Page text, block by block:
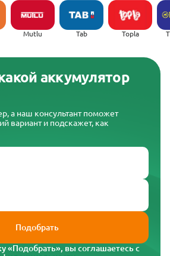
Mutlu Tab Topla
аккумулятор
а наш консультант поможет
вариант и подскажет, как
Подобрать
«Подобрать», вы соглашаетесь с